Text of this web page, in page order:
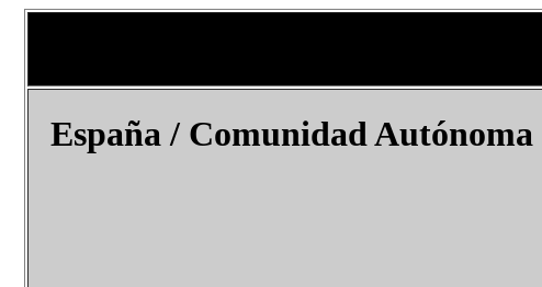
España / Comunidad Autónoma